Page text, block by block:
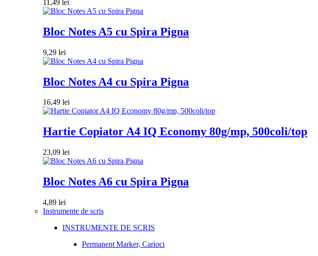
11,49 lei
Bloc Notes A5 cu Spira Pigna
9,29 lei
Bloc Notes A4 cu Spira Pigna
16,49 lei
Hartie Copiator A4 IQ Economy 80g/mp, 500coli/top
23,09 lei
Bloc Notes A6 cu Spira Pigna
4,89 lei
Instrumente de scris
INSTRUMENTE DE SCRIS
Permanent Marker, Carioci